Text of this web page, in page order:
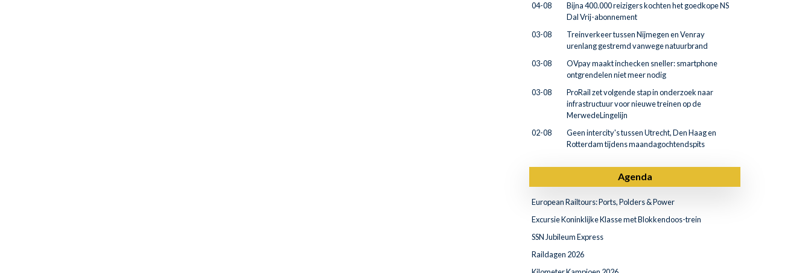
04-08
Bijna 400.000 reizigers kochten het goedkope NS
Dal Vrij-abonnement
03-08
Treinverkeer tussen Nijmegen en Venray
urenlang gestremd vanwege natuurbrand
03-08
OVpay maakt inchecken sneller: smartphone
ontgrendelen niet meer nodig
03-08
ProRail zet volgende stap in onderzoek naar
infrastructuur voor nieuwe treinen op de
MerwedeLingelijn
02-08
Geen intercity's tussen Utrecht, Den Haag en
Rotterdam tijdens maandagochtendspits
Agenda
European Railtours: Ports, Polders & Power
Excursie Koninklijke Klasse met Blokkendoos-trein
SSN Jubileum Express
Raildagen 2026